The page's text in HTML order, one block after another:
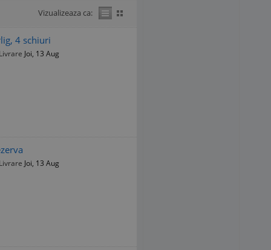
Vizualizeaza ca:
4 schiuri
Joi, 13 Aug
Joi, 13 Aug